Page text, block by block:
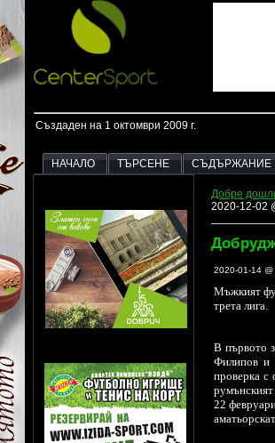
Създаден на 1 октомври 2009 г.
НАЧАЛО ТЪРСЕНЕ СЪДЪРЖАНИЕ
Добре
2020-12-02
2020-01-14
Мъжкият
трета лига.
В първото
Филипов и
проверка
22